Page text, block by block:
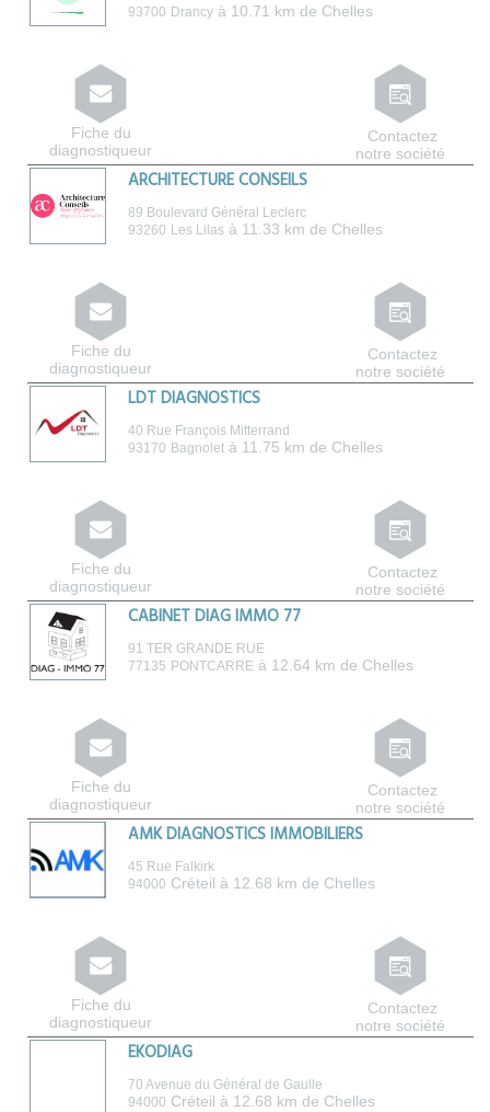
93700 Drancy à 10.71 km de Chelles
Contactez
notre société
Fiche du
diagnostiqueur
ARCHITECTURE CONSEILS
89 Boulevard Général Leclerc
93260 Les Lilas à 11.33 km de Chelles
Contactez
notre société
Fiche du
diagnostiqueur
LDT DIAGNOSTICS
40 Rue François Mitterrand
93170 Bagnolet à 11.75 km de Chelles
Contactez
notre société
Fiche du
diagnostiqueur
CABINET DIAG IMMO 77
91 TER GRANDE RUE
77135 PONTCARRE à 12.64 km de Chelles
Contactez
notre société
Fiche du
diagnostiqueur
AMK DIAGNOSTICS IMMOBILIERS
45 Rue Falkirk
94000 Créteil à 12.68 km de Chelles
Contactez
notre société
Fiche du
diagnostiqueur
EKODIAG
70 Avenue du Général de Gaulle
94000 Créteil à 12.68 km de Chelles